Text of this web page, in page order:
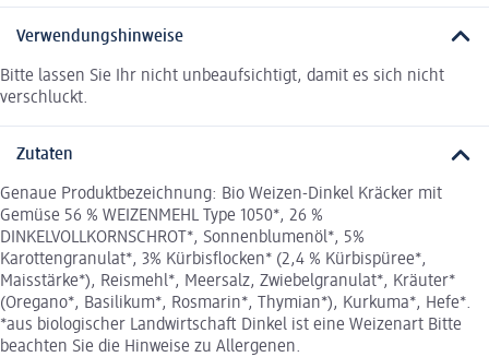
Verwendungshinweise
Bitte lassen Sie Ihr nicht unbeaufsichtigt, damit es sich nicht
verschluckt.
Zutaten
Genaue Produktbezeichnung: Bio Weizen-Dinkel Kräcker mit
Gemüse 56 % WEIZENMEHL Type 1050*, 26 %
DINKELVOLLKORNSCHROT*, Sonnenblumenöl*, 5%
Karottengranulat*, 3% Kürbisflocken* (2,4 % Kürbispüree*,
Maisstärke*), Reismehl*, Meersalz, Zwiebelgranulat*, Kräuter*
(Oregano*, Basilikum*, Rosmarin*, Thymian*), Kurkuma*, Hefe*.
*aus biologischer Landwirtschaft Dinkel ist eine Weizenart Bitte
beachten Sie die Hinweise zu Allergenen.